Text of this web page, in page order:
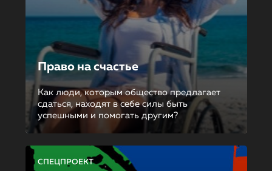
Право на счастье
Как люди, которым общество предлагает
сдаться, находят в себе силы быть
успешными и помогать другим?
СПЕЦПРОЕКТ